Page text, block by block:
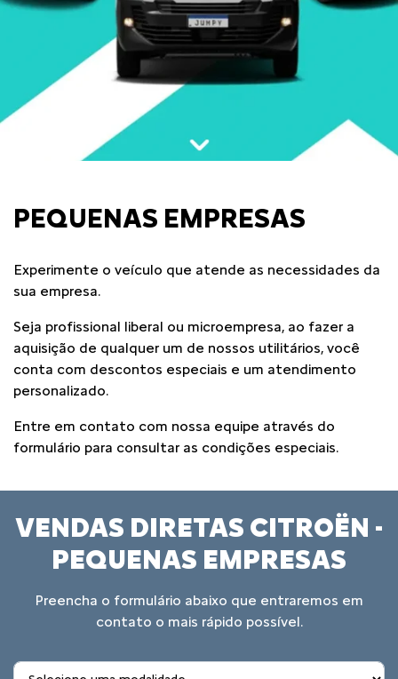
PEQUENAS EMPRESAS
Experimente o veículo que atende as necessidades da
sua empresa.
Seja profissional liberal ou microempresa, ao fazer a
aquisição de qualquer um de nossos utilitários, você
conta com descontos especiais e um atendimento
personalizado.
Entre em contato com nossa equipe através do
formulário para consultar as condições especiais.
VENDAS DIRETAS CITROËN -
PEQUENAS EMPRESAS
Preencha o formulário abaixo que entraremos em
contato o mais rápido possível.